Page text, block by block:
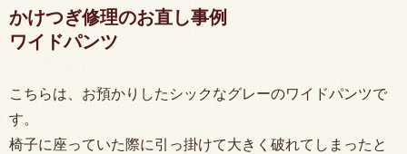
かけつぎ修理のお直し事例
ワイドパンツ
こちらは、お預かりしたシックなグレーのワイドパンツで
す。
椅子に座っていた際に引っ掛けて大きく破れてしまったと